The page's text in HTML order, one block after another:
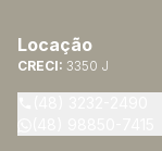
Locação
CRECI: 3350 J